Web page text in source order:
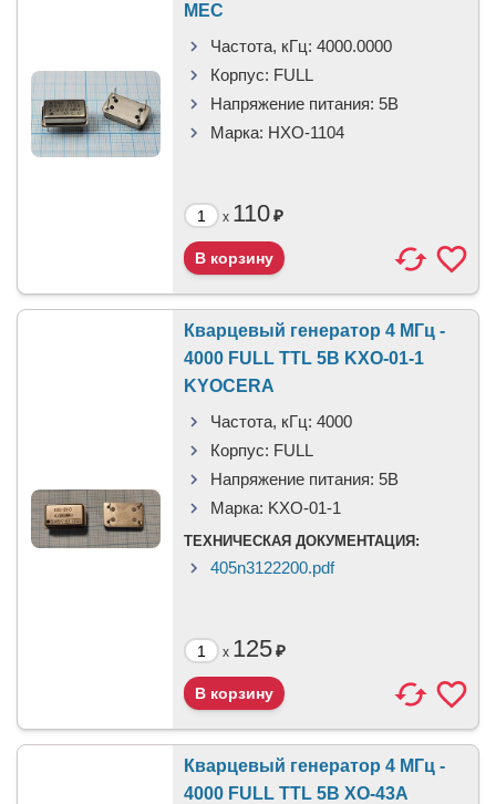
MEC
Частота, кГц: 4000.0000
Корпус: FULL
Напряжение питания: 5В
Марка: HXO-1104
x 110₽
Кварцевый генератор 4 МГц -
4000 FULL TTL 5В KXO-01-1
KYOCERA
Частота, кГц: 4000
Корпус: FULL
Напряжение питания: 5В
Марка: KXO-01-1
ТЕХНИЧЕСКАЯ ДОКУМЕНТАЦИЯ:
405n3122200.pdf
x 125₽
Кварцевый генератор 4 МГц -
4000 FULL TTL 5В XO-43A